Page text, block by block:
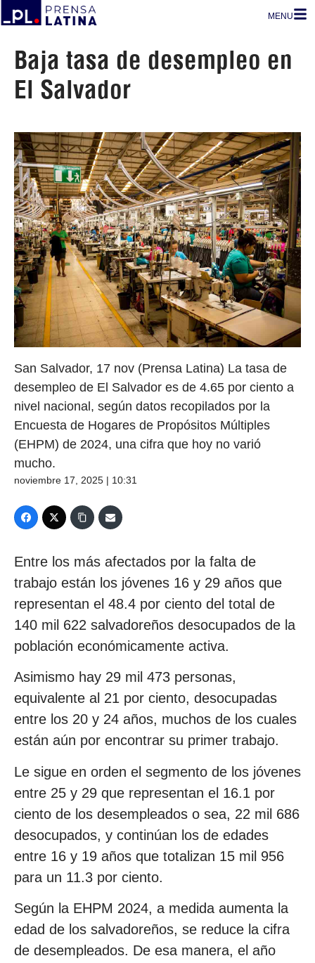
MENU
Baja tasa de desempleo en
El Salvador
San Salvador, 17 nov (Prensa Latina) La tasa de
desempleo de El Salvador es de 4.65 por ciento a
nivel nacional, según datos recopilados por la
Encuesta de Hogares de Propósitos Múltiples
(EHPM) de 2024, una cifra que hoy no varió
mucho.
noviembre 17, 2025 | 10:31
Entre los más afectados por la falta de
trabajo están los jóvenes 16 y 29 años que
representan el 48.4 por ciento del total de
140 mil 622 salvadoreños desocupados de la
población económicamente activa.
Asimismo hay 29 mil 473 personas,
equivalente al 21 por ciento, desocupadas
entre los 20 y 24 años, muchos de los cuales
están aún por encontrar su primer trabajo.
Le sigue en orden el segmento de los jóvenes
entre 25 y 29 que representan el 16.1 por
ciento de los desempleados o sea, 22 mil 686
desocupados, y continúan los de edades
entre 16 y 19 años que totalizan 15 mil 956
para un 11.3 por ciento.
Según la EHPM 2024, a medida aumenta la
edad de los salvadoreños, se reduce la cifra
de desempleados. De esa manera, el año